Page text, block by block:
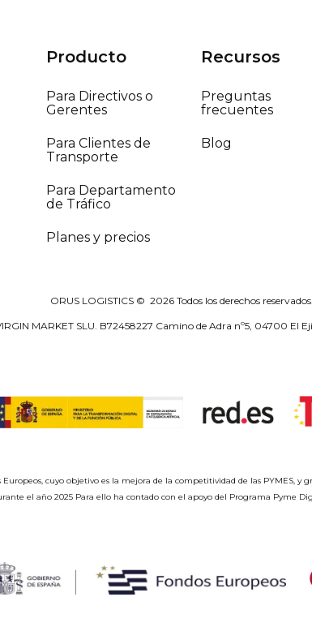
Producto
Para Directivos o
Gerentes
Para Clientes de
Transporte
Para Departamento
de Tráfico
Planes y precios
Recursos
Preguntas
frecuentes
Blog
ORUS LOGISTICS © 2026Todos los derechos reservados.
MARKET SLU. B72458227 Camino de Adra nº5, 04700 El
Europeos, cuyo objetivo es la mejora de la competitividad de las
el año 2025 Para ello ha contado con el apoyo del Programa Pyme